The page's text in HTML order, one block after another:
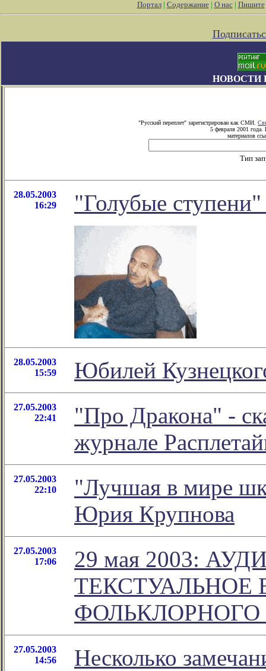
Портал| Содержание| О нас| Пишите
НОВОСТИ
"Русский переплет" зарегистрирован как СМИ.
5 февраля 2001 года.
материалов
Тип
28.05.2003
16:29
"Голубые
28.05.2003
15:59
Юбилей
27.05.2003
22:41
"Про Дракона" -
журнале
27.05.2003
22:10
"Лучшая в мире
Юрия Крупнова
27.05.2003
17:06
29 мая 2003:
ТЕКСТУАЛЬНОЕ
ФОЛЬКЛОРНОГО
27.05.2003
14:56
Несколько